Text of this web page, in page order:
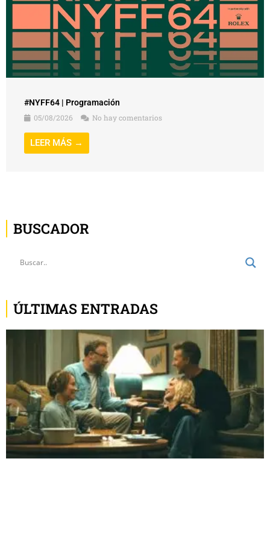
#NYFF64 | Programación
05/08/2026
No hay comentarios
LEER MÁS →
BUSCADOR
ÚLTIMAS ENTRADAS